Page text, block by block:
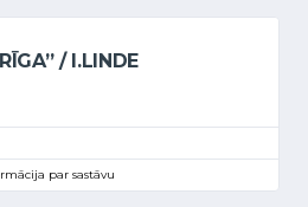
/ I.LINDE
par sastāvu